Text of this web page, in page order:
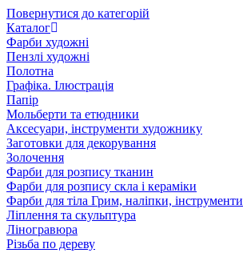
Повернутися до категорій
Каталог
Фарби художні
Пензлі художні
Полотна
Графіка. Ілюстрація
Папір
Мольберти та етюдники
Аксесуари, інструменти художнику
Заготовки для декорування
Золочення
Фарби для розпису тканин
Фарби для розпису скла і кераміки
Фарби для тіла Грим, наліпки, інструменти
Ліплення та скульптура
Ліногравюра
Різьба по дереву